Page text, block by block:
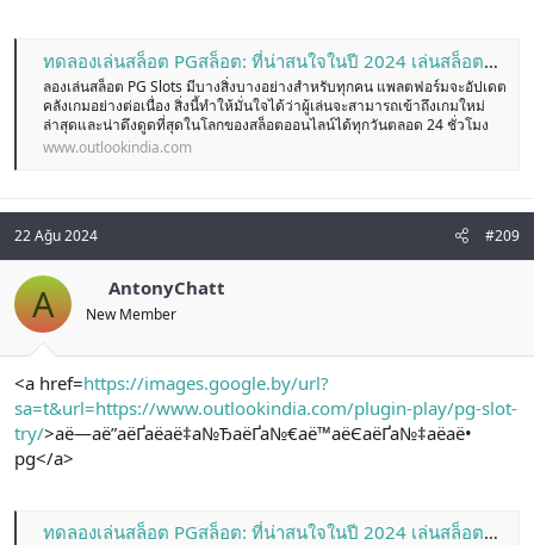
ทดลองเล่นสล็อต PGสล็อต: ที่น่าสนใจในปี 2024 เล่นสล็อตออนไลน์ ที่ดีที่สุด มีเกมหลากหลาย ความปลอดภัยสูงสุด
ลองเล่นสล็อต PG Slots มีบางสิ่งบางอย่างสำหรับทุกคน แพลตฟอร์มจะอัปเดต
คลังเกมอย่างต่อเนื่อง สิ่งนี้ทำให้มั่นใจได้ว่าผู้เล่นจะสามารถเข้าถึงเกมใหม่
ล่าสุดและน่าดึงดูดที่สุดในโลกของสล็อตออนไลน์ได้ทุกวันตลอด 24 ชั่วโมง
www.outlookindia.com
22 Ağu 2024 #209
A AntonyChatt
New Member
<a href=https://images.google.by/url?
sa=t&url=https://www.outlookindia.com/plugin-play/pg-slot-
try/>аё—аё”аёҐаёаё‡а№ЂаёҐа№€аё™аёЄаёҐа№‡аёаё•
pg</a>
ทดลองเล่นสล็อต PGสล็อต: ที่น่าสนใจในปี 2024 เล่นสล็อตออนไลน์ ที่ดีที่สุด มีเกมหลากหลาย ความปลอดภัยสูงสุด